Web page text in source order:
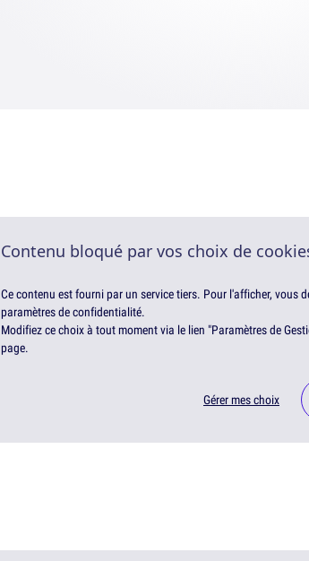
Contenu bloqué par vos choix de
Ce contenu est fourni par un service tiers. Pour l'afficher, vous
paramètres de confidentialité.
Modifiez ce choix à tout moment via le lien "Paramètres de
page.
Gérer mes choix